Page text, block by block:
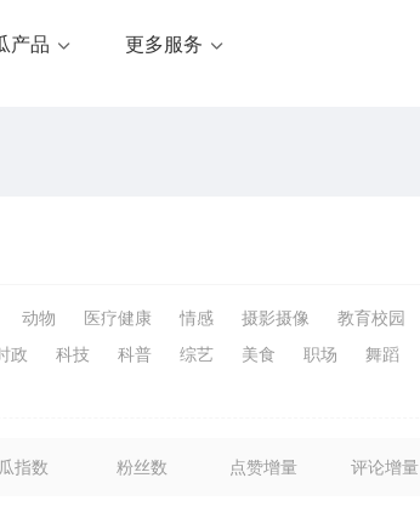
产品 更多服务
动物 医疗健康 情感 摄影摄像 教育校园
政 科技 科普 综艺 美食 职场 舞蹈
指数 粉丝数 点赞增量 评论增量